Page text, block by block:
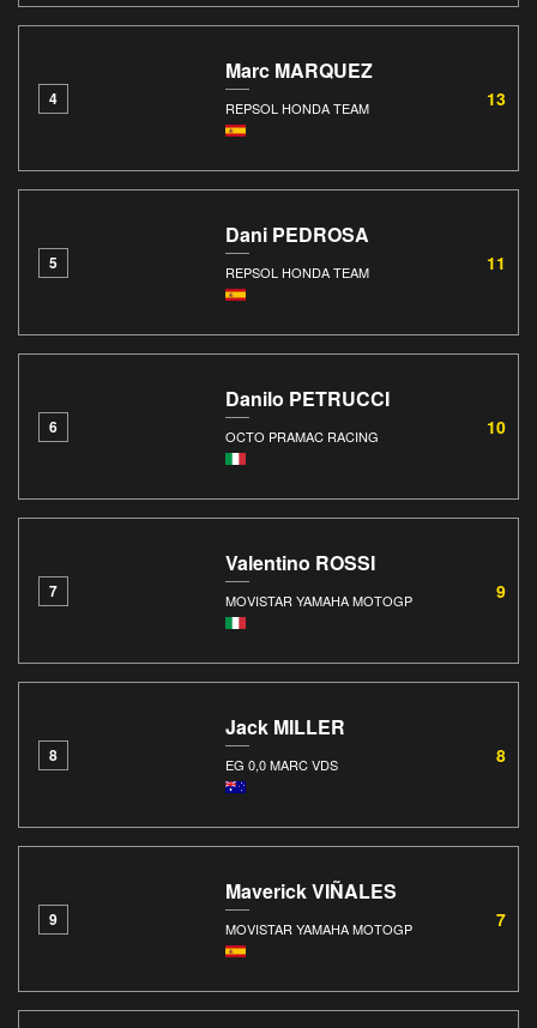
4
Marc MARQUEZ
REPSOL HONDA TEAM 13
5
Dani PEDROSA
REPSOL HONDA TEAM 11
6
Danilo PETRUCCI
OCTO PRAMAC RACING 10
7
Valentino ROSSI
MOVISTAR YAMAHA MOTOGP 9
8
Jack MILLER
EG 0,0 MARC VDS 8
9
Maverick VIÑALES
MOVISTAR YAMAHA MOTOGP 7